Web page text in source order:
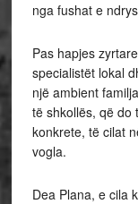
nga fushat e
Pas hapjes
specialistët lokal
një ambient
të shkollës, që do
konkrete, të cilat
vogla.
Dea Plana, e cila